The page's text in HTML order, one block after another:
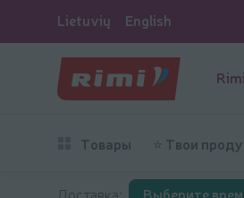
Lietuvių English
Товары ⭐ Твои
Доставка: Выберите